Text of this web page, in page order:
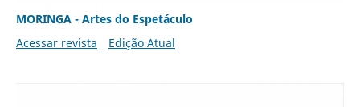
MORINGA - Artes do Espetáculo
Acessar revista
Edição Atual